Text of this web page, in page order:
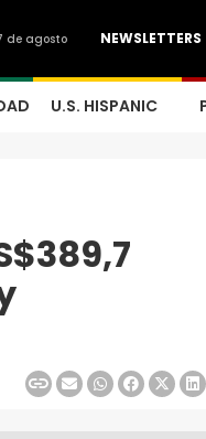
NEWSLETTERS
de agosto
U.S. HISPANIC